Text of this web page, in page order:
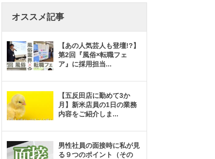
オススメ記事
【あの人気芸人も登壇!?】
第2回『風俗×転職フェ
ア』に採用担当...
【五反田店に勤めて3か
月】新米店員の1日の業務
内容をご紹介しま ...
男性社員の面接時に私が見
る９つのポイント（その